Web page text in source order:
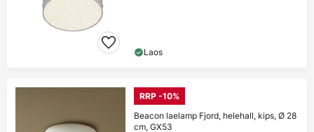
Laos
RRP -10%
Beacon laelamp Fjord, helehall, kips, Ø 28
cm, GX53